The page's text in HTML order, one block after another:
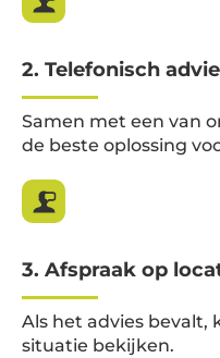
2. Telefonisch
Samen met een van
de beste oplossing
3. Afspraak op
Als het advies bevalt,
situatie bekijken.